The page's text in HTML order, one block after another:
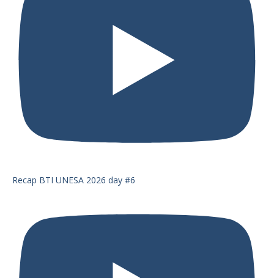
Recap BTI UNESA 2026 day #6